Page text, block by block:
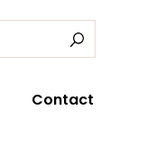
Contact